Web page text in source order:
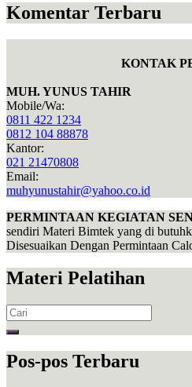
Komentar Terbaru
KONTAK
MUH. YUNUS TAHIR
Mobile/Wa:
0811 422 1234
0812 104 88878
Kantor:
021 21470808
Email:
muhyunustahir@yahoo.co.id
PERMINTAAN KEGIATAN
sendiri Materi Bimtek yang di
Disesuaikan Dengan Permintaan
Materi Pelatihan
Search
for:
Pos-pos Terbaru